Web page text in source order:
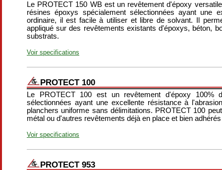
Le PROTECT 150 WB est un revêtement d'époxy
résines époxys spécialement sélectionnées ayant une
ordinaire, il est facile à utiliser et libre de solvant. Il
appliqué sur des revêtements existants d'époxys, béton,
substrats.
Voir specifications
PROTECT 100
Le PROTECT 100 est un revêtement d'époxy 100%
sélectionnées ayant une excellente résistance à
planchers uniforme sans délimitations. PROTECT 100
métal ou d'autres revêtements déjà en place et bien
Voir specifications
PROTECT 953